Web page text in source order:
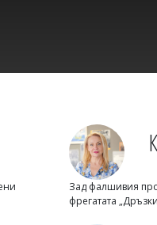
Зад фалшивия
фрегатата